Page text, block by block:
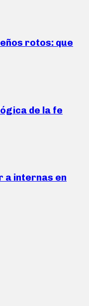
rotos: que
de la fe
a internas en